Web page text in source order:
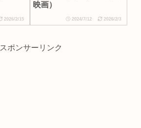
2026/2/15
映画）
2024/7/12 2026/2/3
スポンサーリンク